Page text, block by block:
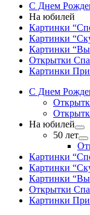
С Днем
На юбилей
Картинки
Картинки
Картинки
Открытки
Картинки
С Днем
На юбилей
50 лет
Картинки
Картинки
Картинки
Открытки
Картинки